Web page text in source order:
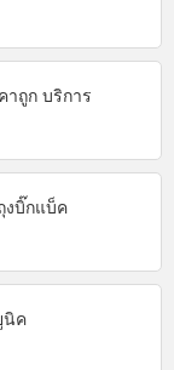
าถูก บริการ
งบิ๊กแบ็ค
นิค